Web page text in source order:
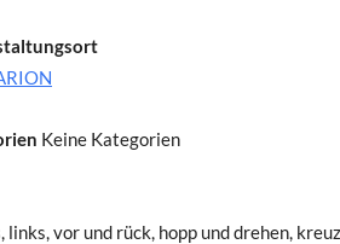
Keine Kategorien
links, vor und rück, hopp und drehen,